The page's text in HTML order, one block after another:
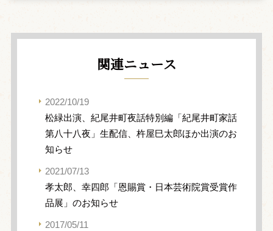
関連ニュース
2022/10/19
松緑出演、紀尾井町夜話特別編「紀尾井町家話
第八十八夜」生配信、杵屋巳太郎ほか出演のお
知らせ
2021/07/13
孝太郎、幸四郎「恩賜賞・日本芸術院賞受賞作
品展」のお知らせ
2017/05/11